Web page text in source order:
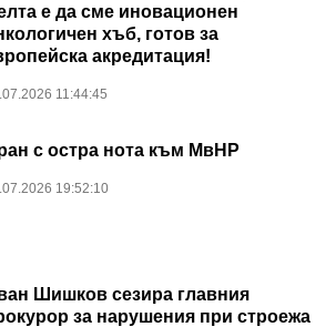
е да сме иновационен
хъб, готов за
акредитация!
11:44:45
с остра нота към МвНР
19:52:10
Шишков сезира главния
за нарушения при строежа